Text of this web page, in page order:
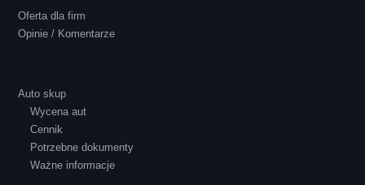
Oferta dla firm
Opinie / Komentarze
Auto skup
Wycena aut
Cennik
Potrzebne dokumenty
Ważne informacje